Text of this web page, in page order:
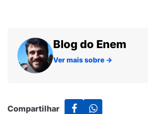
Blog do Enem
Ver mais sobre →
Compartilhar